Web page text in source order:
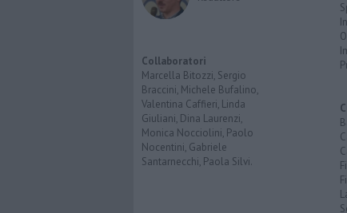
Collaboratori
Marcella Bitozzi, Sergio
Braccini, Michele Bufalino,
Valentina Caffieri, Linda
Giuliani, Dina Laurenzi,
Monica Nocciolini, Paolo
Nocentini, Gabriele
Santarnecchi, Paola Silvi.